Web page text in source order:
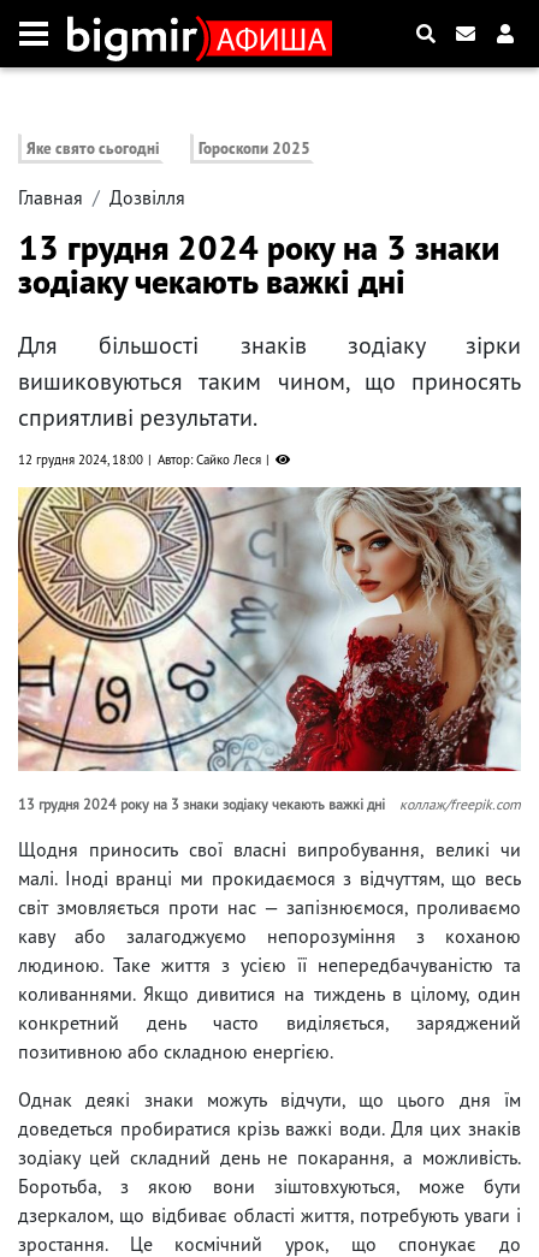
Яке свято сьогодні Гороскопи 2025
Главная Дозвілля
13 грудня 2024 року на 3 знаки
зодіаку чекають важкі дні
Для більшості знаків зодіаку зірки
вишиковуються таким чином, що приносять
сприятливі результати.
12 грудня 2024, 18:00 Автор: Сайко Леся
13 грудня 2024 року на 3 знаки зодіаку чекають важкі дні коллаж/freepik.com
Щодня приносить свої власні випробування, великі чи
малі. Іноді вранці ми прокидаємося з відчуттям, що весь
світ змовляється проти нас — запізнюємося, проливаємо
каву або залагоджуємо непорозуміння з коханою
людиною. Таке життя з усією її непередбачуваністю та
коливаннями. Якщо дивитися на тиждень в цілому, один
конкретний день часто виділяється, заряджений
позитивною або складною енергією.
Однак деякі знаки можуть відчути, що цього дня їм
доведеться пробиратися крізь важкі води. Для цих знаків
зодіаку цей складний день не покарання, а можливість.
Боротьба, з якою вони зіштовхуються, може бути
дзеркалом, що відбиває області життя, потребують уваги і
зростання. Це космічний урок, що спонукає до